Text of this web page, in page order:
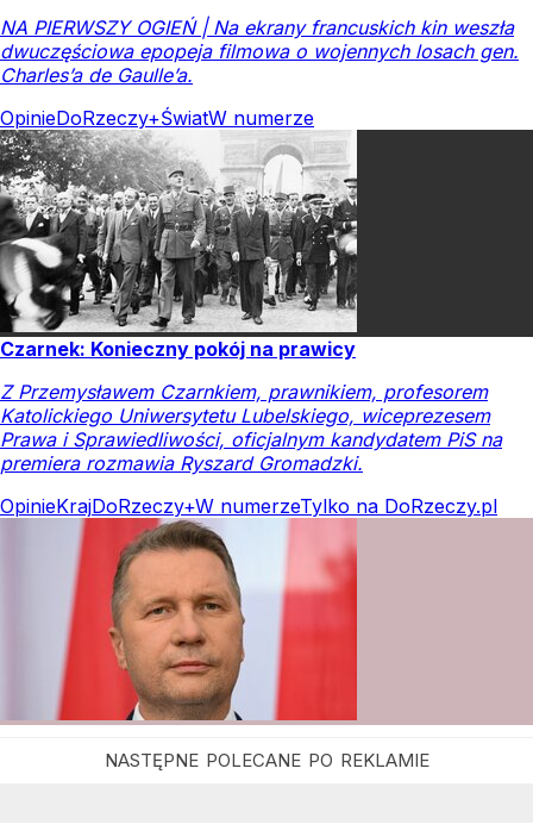
NA PIERWSZY OGIEŃ | Na ekrany francuskich kin weszła
dwuczęściowa epopeja filmowa o wojennych losach gen.
Charles’a de Gaulle’a.
OpinieDoRzeczy+ŚwiatW numerze
Czarnek: Konieczny pokój na prawicy
Z Przemysławem Czarnkiem, prawnikiem, profesorem
Katolickiego Uniwersytetu Lubelskiego, wiceprezesem
Prawa i Sprawiedliwości, oficjalnym kandydatem PiS na
premiera rozmawia Ryszard Gromadzki.
OpinieKrajDoRzeczy+W numerzeTylko na DoRzeczy.pl